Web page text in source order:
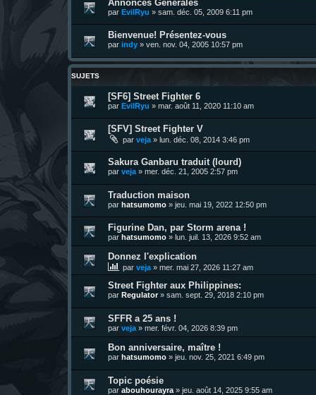
Annonces Générales
par EvilRyu » sam. déc. 05, 2009 6:11 pm
Bienvenue! Présentez-vous
par indy » ven. nov. 04, 2005 10:57 pm
SUJETS
[SF6] Street Fighter 6
par EvilRyu » mar. août 11, 2020 11:10 am
[SFV] Street Fighter V
par veja» lun. déc. 08, 2014 3:46 pm
Sakura Ganbaru traduit (lourd)
par veja » mer. déc. 21, 2005 2:57 pm
Traduction maison
par hatsumomo » jeu. mai 19, 2022 12:50 pm
Figurine Dan, par Storm arena !
par hatsumomo » lun. juil. 13, 2026 9:52 am
Donnez l'explication
par veja » mer. mai 27, 2026 11:27 am
Street Fighter aux Philippines:
par Regulator» sam. sept. 29, 2018 2:10 pm
SFFR a 25 ans !
par veja » mer. févr. 04, 2026 8:39 pm
Bon anniversaire, maître !
par hatsumomo » jeu. nov. 25, 2021 6:49 pm
Topic poésie
par abouhourayra » jeu. août 14, 2025 9:55 am